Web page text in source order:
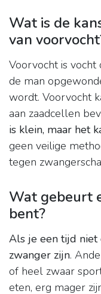
Wat is de
van
Voorvocht is
de man
wordt. Voorvocht
aan zaadcellen
is klein, maar het
geen veilige
tegen
Wat gebeurt
bent?
Als je een tijd
zwanger zijn.
of heel zwaar
eten, erg mager